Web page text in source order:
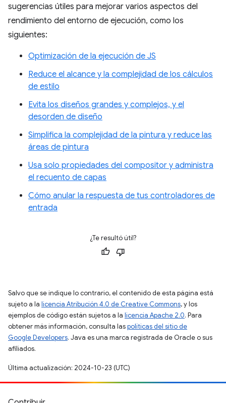
sugerencias útiles para mejorar varios aspectos del
rendimiento del entorno de ejecución, como los
siguientes:
Optimización de la ejecución de JS
Reduce el alcance y la complejidad de los cálculos
de estilo
Evita los diseños grandes y complejos, y el
desorden de diseño
Simplifica la complejidad de la pintura y reduce las
áreas de pintura
Usa solo propiedades del compositor y administra
el recuento de capas
Cómo anular la respuesta de tus controladores de
entrada
¿Te resultó útil?
Salvo que se indique lo contrario, el contenido de esta página está
sujeto a la licencia Atribución 4.0 de Creative Commons, y los
ejemplos de código están sujetos a la licencia Apache 2.0. Para
obtener más información, consulta laspolíticas del sitio de
Google Developers. Java es una marca registrada de Oracle o sus
afiliados.
Última actualización: 2024-10-23 (UTC)